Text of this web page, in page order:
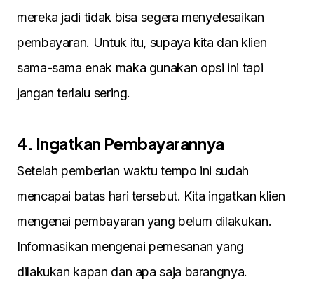
mereka jadi tidak bisa segera menyelesaikan
pembayaran. Untuk itu, supaya kita dan klien
sama-sama enak maka gunakan opsi ini tapi
jangan terlalu sering.
4. Ingatkan Pembayarannya
Setelah pemberian waktu tempo ini sudah
mencapai batas hari tersebut. Kita ingatkan klien
mengenai pembayaran yang belum dilakukan.
Informasikan mengenai pemesanan yang
dilakukan kapan dan apa saja barangnya.